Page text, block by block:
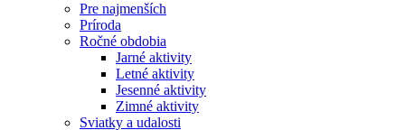
Pre najmenších
Príroda
Ročné obdobia
Jarné aktivity
Letné aktivity
Jesenné aktivity
Zimné aktivity
Sviatky a udalosti